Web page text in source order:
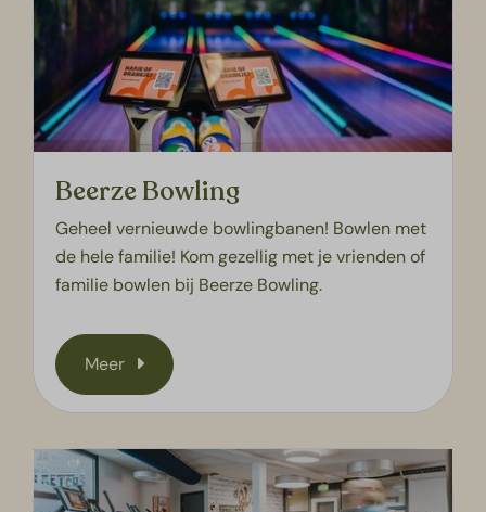
Beerze Bowling
Geheel vernieuwde bowlingbanen! Bowlen met
de hele familie! Kom gezellig met je vrienden of
familie bowlen bij Beerze Bowling.
Meer